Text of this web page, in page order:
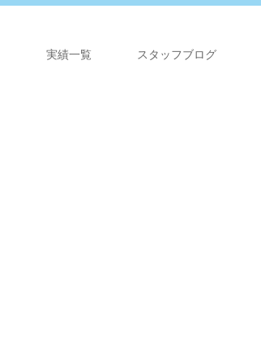
実績一覧 スタッフブログ